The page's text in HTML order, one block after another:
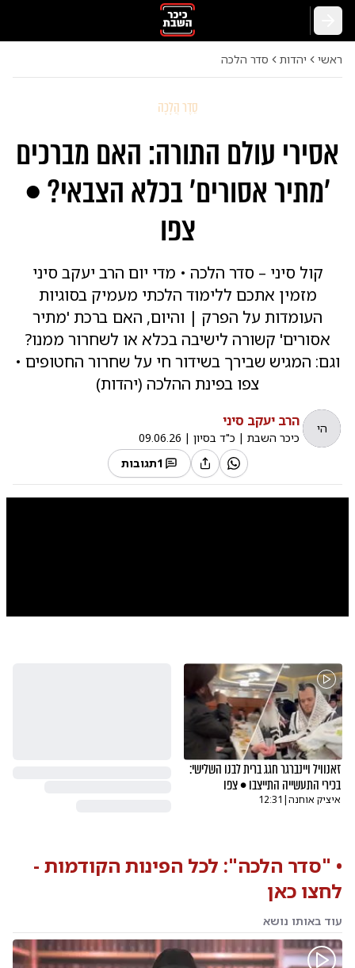
ראשי יהדות סדר הלכה
סֵדֶר הֲלָכָה
אסירי עולם התורה: האם מברכים
'מתיר אסורים' בכלא הצבאי? •
צפו
קול סיני – סדר הלכה • מדי יום הרב יעקב סיני
מזמין אתכם ללימוד הלכתי מעמיק בסוגיות
העומדות על הפרק | והיום, האם ברכת 'מתיר
אסורים' קשורה לישיבה בכלא או לשחרור ממנו?
וגם: המגיש שבירך בשידור חי על שחרור החטופים •
צפו בפינת ההלכה (יהדות)
הי הרב יעקב סיני
כיכר השבת | כ"ד בסיון |
09.06.26
1תגובות
זאנוויל ויינברגר חגג ברית לבנו השלישי:
בכירי התעשייה התייצבו • צפו
איציק אוחנה|
12:31
• "סדר הלכה": לכל הפינות הקודמות -
לחצו כאן
עוד באותו נושא